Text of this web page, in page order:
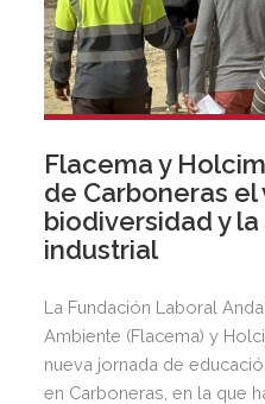
Flacema y
de Carboneras el
biodiversidad y
industrial
La Fundación Laboral
Ambiente (Flacema) y
nueva jornada de
en Carboneras, en la que